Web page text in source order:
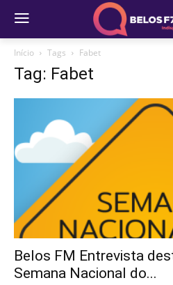
Início Tags Fabet
Tag: Fabet
Belos FM Entrevista
Semana Nacional do...